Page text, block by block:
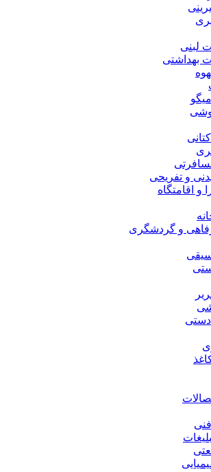
لبنی
بهداشتی
و تفریحی
و اقامتگاه
و گردشگری